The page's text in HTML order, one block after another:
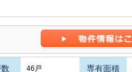
46戸 専有面積